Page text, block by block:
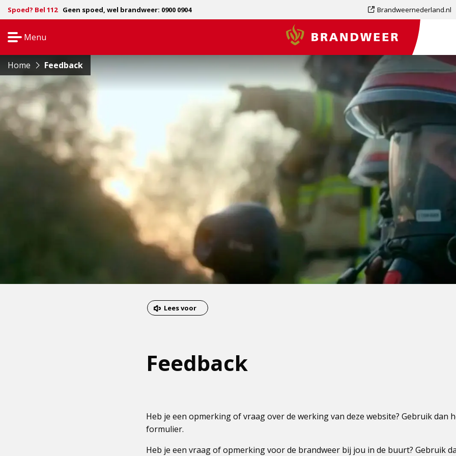
Spoed? Bel 112 Geen spoed, wel brandweer: 0900 0904 Dit
externe
pagina
Brandweernederland.nl
Menu
navigatie
Brandweer
Home Feedback
Dit
pagina
Lees voor
Feedback
Heb je een opmerking of vraag over de werking van deze website? Gebruik dan
formulier.
Heb je een vraag of opmerking voor de brandweer bij jou in de buurt? Gebruik